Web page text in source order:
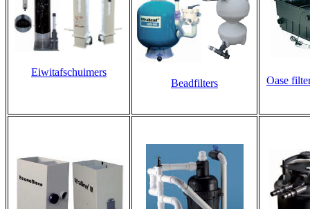
Eiwitafschuimers
Beadfilters
Oase